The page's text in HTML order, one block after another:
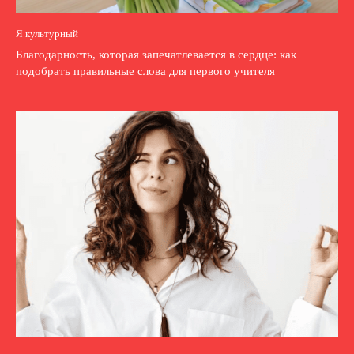
Я культурный
Благодарность, которая запечатлевается в сердце: как
подобрать правильные слова для первого учителя